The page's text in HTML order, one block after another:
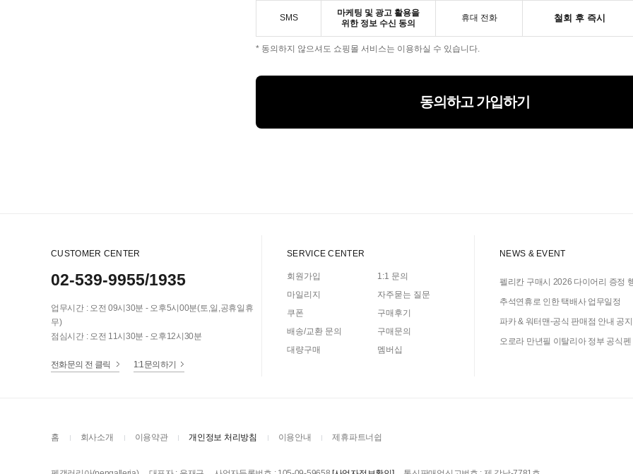
SMS
마케팅 및 광고 활용을
위한 정보 수신 동의
휴대 전화 철회 후 즉시
* 동의하지 않으셔도 쇼핑몰 서비스는 이용하실 수 있습니다.
동의하고 가입하기
CUSTOMER CENTER
02-539-9955/1935
업무시간 : 오전 09시30분 - 오후5시00분(토,일,공휴일휴
무)
점심시간 : 오전 11시30분 - 오후12시30분
전화문의 전 클릭 1:1문의하기
SERVICE CENTER
회원가입
마일리지
쿠폰
배송/교환 문의
대량구매
1:1 문의
자주묻는 질문
구매후기
구매문의
멤버십
NEWS & EVENT
펠리칸 구매시 2026 다이어리 증정
추석연휴로 인한 택배사 업무일정
파카 & 워터맨-공식 판매점 안내 공지
오로라 만년필 이탈리아 정부 공식펜
홈 회사소개 이용약관 개인정보 처리방침 이용안내 제휴파트너쉽